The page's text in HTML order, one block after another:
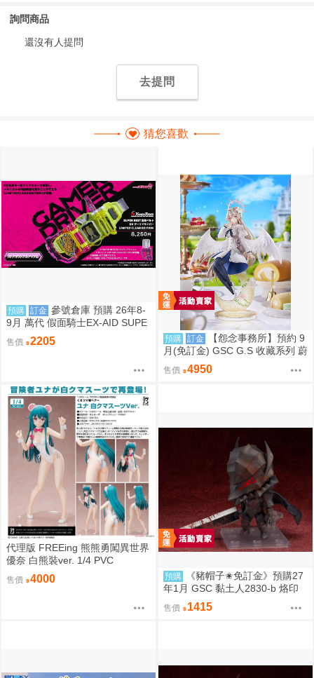
詢問商品
還沒有人提問
去提問
猜您喜歡
預購 訂金 參號倉庫 預購 26年8-
9月 萬代 假面騎士EX-AID SUPE
R BEST DX變身腰帶 限量透明版
810
售價 2205 預購 訂金
【怨念事務所】預約 9
月(免訂金) GSC G.S 收藏系列 蔚
藍檔案 渚 花香微笑 1/7 0927
售價 4950
代理版 FREEing 熊熊勇闖異世界
優奈 白熊裝ver. 1/4 PVC
售價 4000 預購
《豬帽子✬免訂金》預購27
年1月 GSC 黏土人2830-b 烙印
勇士 凱茲 狂戰士鎧甲Ver. BLOO
D EDITION 0906
售價 1415